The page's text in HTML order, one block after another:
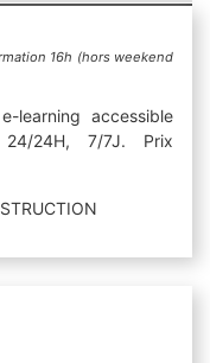
16h (hors weekend
learning accessible
24H, 7/7J. Prix